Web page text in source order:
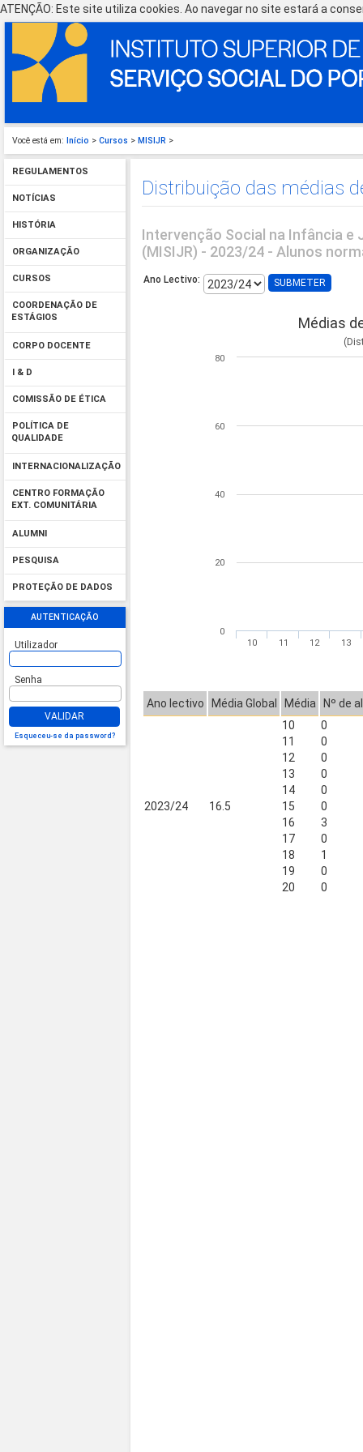
ATENÇÃO: Este site utiliza cookies. Ao navegar no site estará a
Você está em: Início > Cursos > MISIJR >
REGULAMENTOS
NOTÍCIAS
HISTÓRIA
ORGANIZAÇÃO
CURSOS
COORDENAÇÃO DE
ESTÁGIOS
CORPO DOCENTE
I & D
COMISSÃO DE ÉTICA
POLÍTICA DE
QUALIDADE
INTERNACIONALIZAÇÃO
CENTRO FORMAÇÃO
EXT. COMUNITÁRIA
ALUMNI
PESQUISA
PROTEÇÃO DE DADOS
AUTENTICAÇÃO
Utilizador
Senha
VALIDAR
Esqueceu-se da password?
Distribuição das médias
Intervenção Social na Infância e
(MISIJR) - 2023/24 - Alunos
Ano Lectivo:
Médias
10 11 12 13
0
20
40
60
80
Ano lectivo Média Global Média Nº de
2023/24 16.5
10
0
11
0
12
0
13
0
14
0
15
0
16
3
17
0
18
1
19
0
20
0